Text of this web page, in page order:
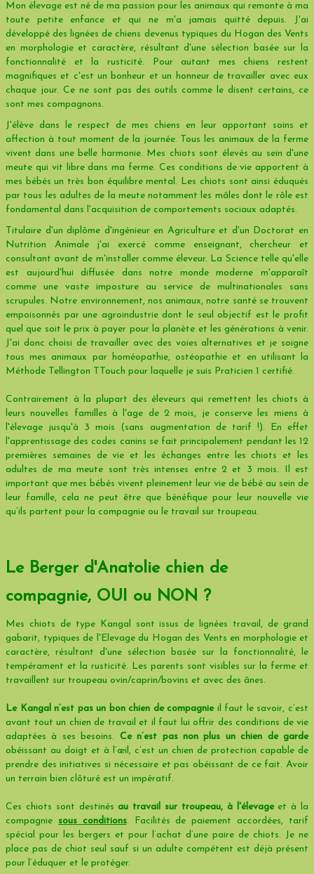
Mon élevage est né de ma passion pour les animaux qui remonte à ma
toute petite enfance et qui ne m'a jamais quitté depuis. J'ai
développé des lignées de chiens devenus typiques du Hogan des Vents
en morphologie et caractère, résultant d'une sélection basée sur la
fonctionnalité et la rusticité. Pour autant mes chiens restent
magnifiques et c'est un bonheur et un honneur de travailler avec eux
chaque jour. Ce ne sont pas des outils comme le disent certains, ce
sont mes compagnons.
J'élève dans le respect de mes chiens en leur apportant soins et
affection à tout moment de la journée. Tous les animaux de la ferme
vivent dans une belle harmonie. Mes chiots sont élevés au sein d'une
meute qui vit libre dans ma ferme. Ces conditions de vie apportent à
mes bébés un très bon équilibre mental. Les chiots sont ainsi éduqués
par tous les adultes de la meute notamment les mâles dont le rôle est
fondamental dans l'acquisition de comportements sociaux adaptés.
Titulaire d'un diplôme d'ingénieur en Agriculture et d'un Doctorat en
Nutrition Animale j'ai exercé comme enseignant, chercheur et
consultant avant de m'installer comme éleveur. La Science telle qu'elle
est aujourd'hui diffusée dans notre monde moderne m'apparaît
comme une vaste imposture au service de multinationales sans
scrupules. Notre environnement, nos animaux, notre santé se trouvent
empoisonnés par une agroindustrie dont le seul objectif est le profit
quel que soit le prix à payer pour la planète et les générations à venir.
J'ai donc choisi de travailler avec des voies alternatives et je soigne
tous mes animaux par homéopathie, ostéopathie et en utilisant la
Méthode Tellington TTouch pour laquelle je suis Praticien 1 certifié.
Contrairement à la plupart des éleveurs qui remettent les chiots à
leurs nouvelles familles à l'age de 2 mois, je conserve les miens à
l'élevage jusqu'à 3 mois (sans augmentation de tarif !). En effet
l'apprentissage des codes canins se fait principalement pendant les 12
premières semaines de vie et les échanges entre les chiots et les
adultes de ma meute sont très intenses entre 2 et 3 mois. Il est
important que mes bébés vivent pleinement leur vie de bébé au sein de
leur famille, cela ne peut être que bénéfique pour leur nouvelle vie
qu’ils partent pour la compagnie ou le travail sur troupeau.
Le Berger d'Anatolie chien de
compagnie, OUI ou NON ?
Mes chiots de type Kangal sont issus de lignées travail, de grand
gabarit, typiques de l'Elevage du Hogan des Vents en morphologie et
caractère, résultant d'une sélection basée sur la fonctionnalité, le
tempérament et la rusticité. Les parents sont visibles sur la ferme et
travaillent sur troupeau ovin/caprin/bovins et avec des ânes.
Le Kangal n’est pas un bon chien de compagnieil faut le savoir, c’est
avant tout un chien de travail et il faut lui offrir des conditions de vie
adaptées à ses besoins. Ce n’est pas non plus un chien de garde
obéissant au doigt et à l’œil, c’est un chien de protection capable de
prendre des initiatives si nécessaire et pas obéissant de ce fait. Avoir
un terrain bien clôturé est un impératif.
Ces chiots sont destinésau travail sur troupeau, à l'élevageet à la
compagnie sous conditions. Facilités de paiement accordées, tarif
spécial pour les bergers et pour l’achat d’une paire de chiots. Je ne
place pas de chiot seul sauf si un adulte compétent est déjà présent
pour l’éduquer et le protéger.